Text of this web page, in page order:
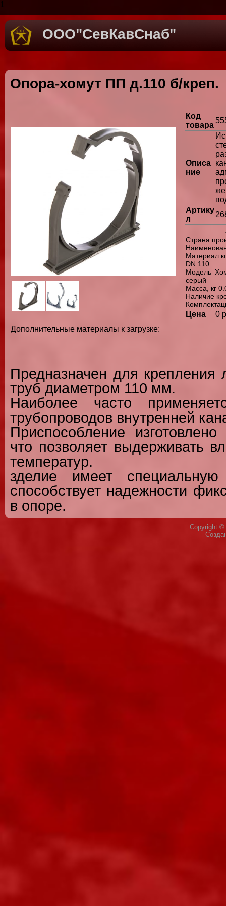
1
ООО"СевКавСнаб"
Опора-хомут ПП д.110 б/креп.
Дополнительные материалы к загрузке:
Код
товара
Описа
ние
Артику
л
Страна
Материал
DN 110
Модель
серый
Масса, кг
Наличие
Цена 0
Предназначен для крепления
труб диаметром 110 мм.
Наиболее часто
трубопроводов внутренней
Приспособление
что позволяет выдерживать
температур.
зделие имеет специальную
способствует надежности
в опоре.
Copyright